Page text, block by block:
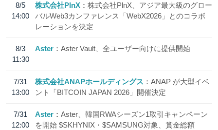
8/5
14:00
株式会社PlnX
株式会社PlnX、アジア最大級のグロー
バルWeb3カンファレンス「WebX2026」とのコラボ
レーションを決定
8/3
11:30
Aster Aster Vault、全ユーザー向けに提供開始
7/31
13:00
株式会社ANAPホールディングス
ANAP が大型イベ
ント「BITCOIN JAPAN 2026」開催決定
7/31
12:00
Aster
Aster、韓国RWAシーズン1取引キャンペーン
を開始 $SKHYNIX・$SAMSUNG対象、賞金総額